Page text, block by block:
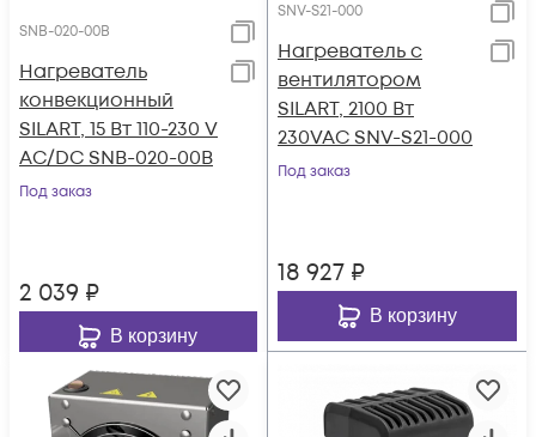
SNB-020-00B
Нагреватель
конвекционный
SILART, 15 Вт 110-230 V
AC/DC SNB-020-00B
Под заказ
2 039 ₽
В корзину
SNV-S21-000
Нагреватель с
вентилятором
SILART, 2100 Вт
230VAC SNV-S21-000
Под заказ
18 927 ₽
В корзину